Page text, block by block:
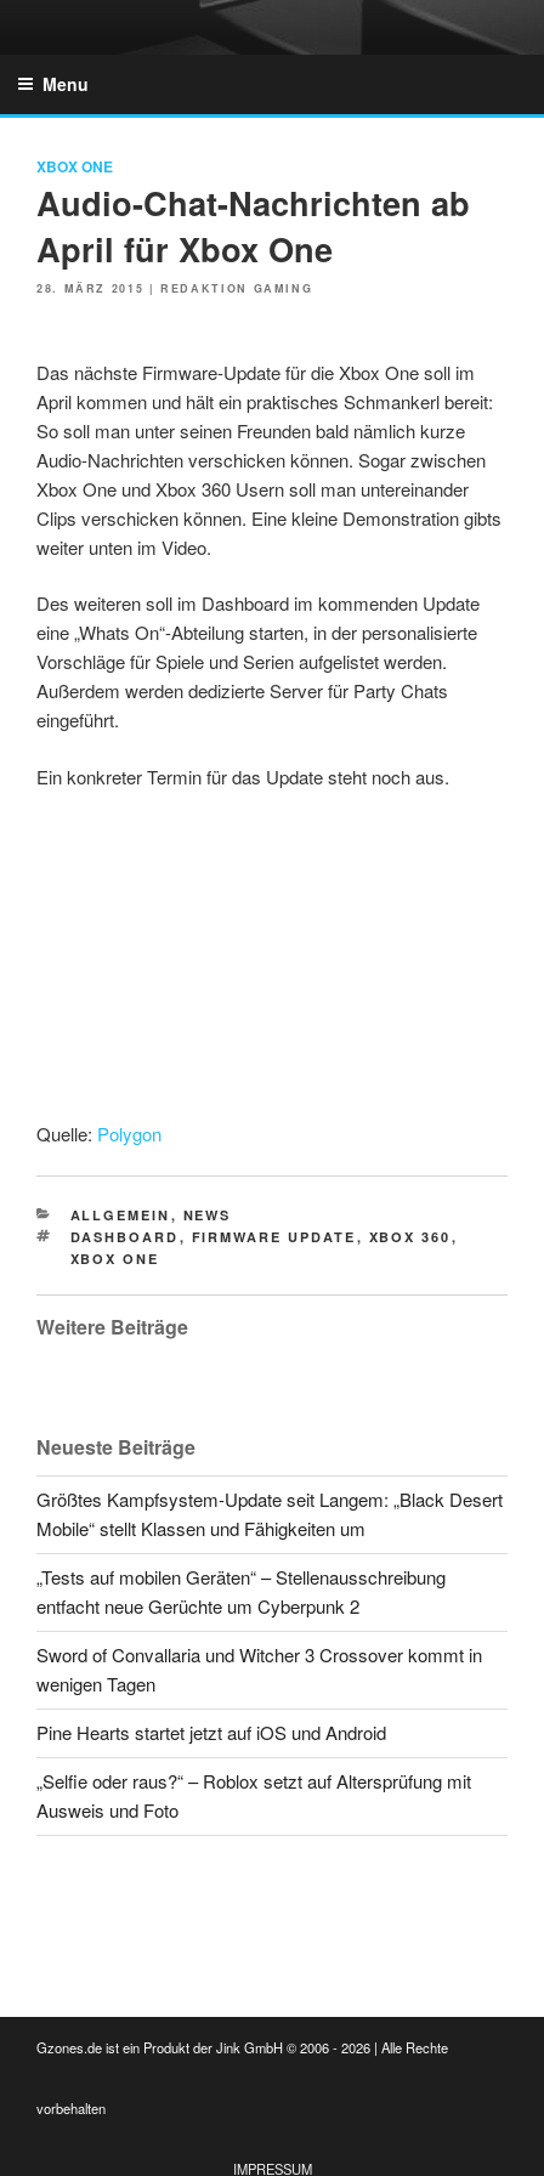
Menu
XBOX ONE
Audio-Chat-Nachrichten ab
April für Xbox One
POSTED
28. MÄRZ 2015 |REDAKTION GAMING
Das nächste Firmware-Update für die Xbox One soll im
April kommen und hält ein praktisches Schmankerl bereit:
So soll man unter seinen Freunden bald nämlich kurze
Audio-Nachrichten verschicken können. Sogar zwischen
Xbox One und Xbox 360 Usern soll man untereinander
Clips verschicken können. Eine kleine Demonstration gibts
weiter unten im Video.
Des weiteren soll im Dashboard im kommenden Update
eine „Whats On“-Abteilung starten, in der personalisierte
Vorschläge für Spiele und Serien aufgelistet werden.
Außerdem werden dedizierte Server für Party Chats
eingeführt.
Ein konkreter Termin für das Update steht noch aus.
Quelle: Polygon
CATEGORIES
ALLGEMEIN , NEWS
TAGS
DASHBOARD , FIRMWARE UPDATE , XBOX 360 ,
XBOX ONE
Weitere Beiträge
Neueste Beiträge
Größtes Kampfsystem-Update seit Langem: „Black Desert
Mobile“ stellt Klassen und Fähigkeiten um
„Tests auf mobilen Geräten“ – Stellenausschreibung
entfacht neue Gerüchte um Cyberpunk 2
Sword of Convallaria und Witcher 3 Crossover kommt in
wenigen Tagen
Pine Hearts startet jetzt auf iOS und Android
„Selfie oder raus?“ – Roblox setzt auf Altersprüfung mit
Ausweis und Foto
Gzones.de ist ein Produkt der Jink GmbH © 2006 - 2026 | Alle Rechte
vorbehalten
IMPRESSUM